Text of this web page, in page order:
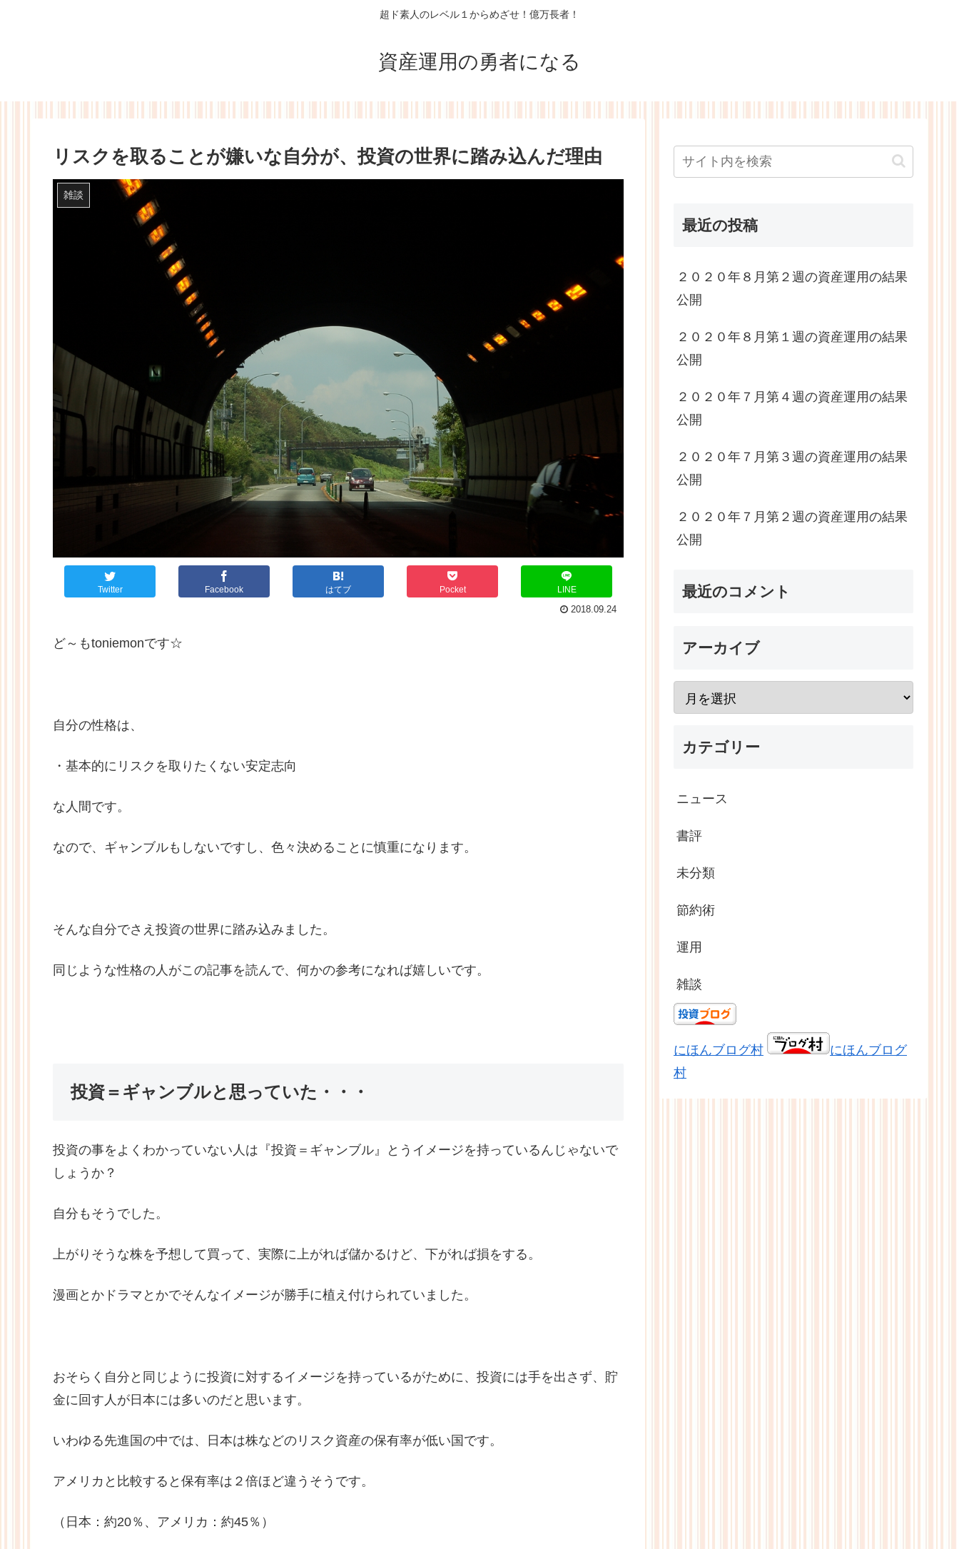
超ド素人のレベル１からめざせ！億万長者！
資産運用の勇者になる
リスクを取ることが嫌いな自分が、投資の世界に踏み込んだ理由
雑談
Twitter Facebook はてブ Pocket LINE
2018.09.24
ど～もtoniemonです☆
自分の性格は、
・基本的にリスクを取りたくない安定志向
な人間です。
なので、ギャンブルもしないですし、色々決めることに慎重になります。
そんな自分でさえ投資の世界に踏み込みました。
同じような性格の人がこの記事を読んで、何かの参考になれば嬉しいです。
投資＝ギャンブルと思っていた・・・
投資の事をよくわかっていない人は『投資＝ギャンブル』とうイメージを持っているんじゃないで
しょうか？
自分もそうでした。
上がりそうな株を予想して買って、実際に上がれば儲かるけど、下がれば損をする。
漫画とかドラマとかでそんなイメージが勝手に植え付けられていました。
おそらく自分と同じように投資に対するイメージを持っているがために、投資には手を出さず、貯
金に回す人が日本には多いのだと思います。
いわゆる先進国の中では、日本は株などのリスク資産の保有率が低い国です。
アメリカと比較すると保有率は２倍ほど違うそうです。
（日本：約20％、アメリカ：約45％）
最近の投稿
２０２０年８月第２週の資産運用の結果
公開
２０２０年８月第１週の資産運用の結果
公開
２０２０年７月第４週の資産運用の結果
公開
２０２０年７月第３週の資産運用の結果
公開
２０２０年７月第２週の資産運用の結果
公開
最近のコメント
アーカイブ
カテゴリー
ニュース
書評
未分類
節約術
運用
雑談
にほんブログ村
にほんブログ
村